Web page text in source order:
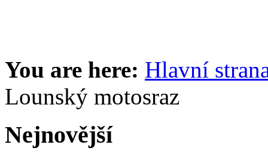
You are here: Hlavní
Lounský motosraz
Nejnovější